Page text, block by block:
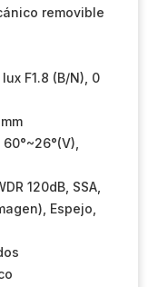
removible
F1.8 (B/N), 0
120dB, SSA,
Espejo,